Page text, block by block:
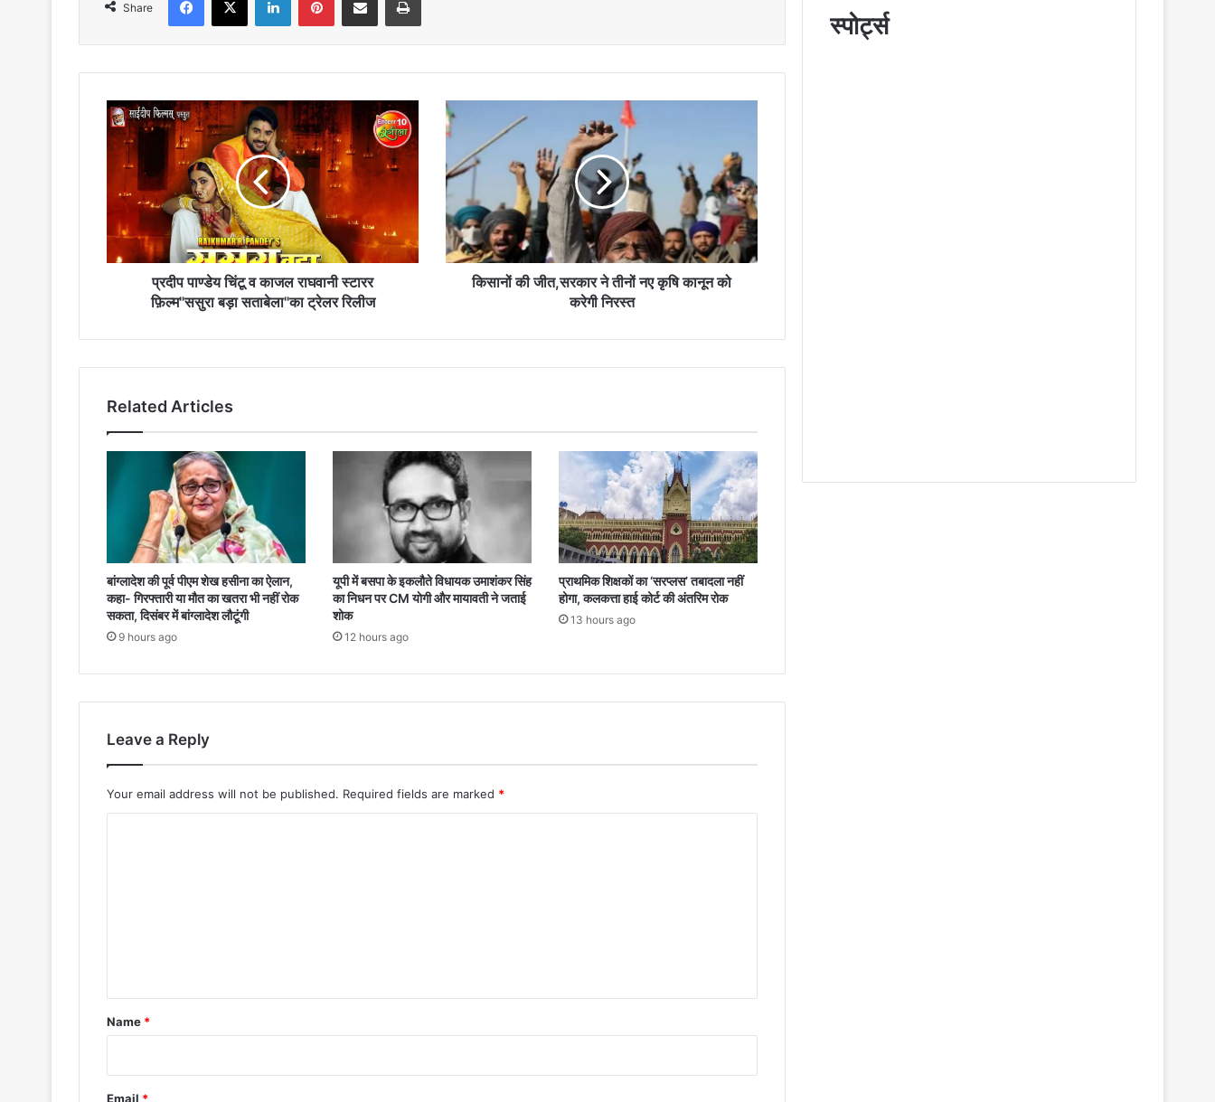
Share
प्रदीप
पाण्डेय
चिंटू
राघवानी
स्टारर
फ़िल्म"ससुरा
बड़ा
सताबेला"काप्रदीप पाण्डेय चिंटू व काजल राघवानी स्टारर
फ़िल्म"ससुरा बड़ा सताबेला"का ट्रेलर रिलीज
किसानों
की
जीत,सरकार
ने
तीनों
नए
कृषि
कानून
को
किसानों की जीत,सरकार ने तीनों नए कृषि कानून को
करेगी निरस्त
Related Articles
बांग्लादेश की पूर्व पीएम शेख हसीना का ऐलान,
कहा- गिरफ्तारी या मौत का खतरा भी नहीं रोक
सकता, दिसंबर में बांग्लादेश लौटूंगी
9 hours ago
यूपी में बसपा के इकलौते विधायक उमाशंकर सिंह
का निधन पर CM याेगी और मायावती ने जताई
शोक
12 hours ago
प्राथमिक शिक्षकों का ‘सरप्लस’ तबादला नहीं
होगा, कलकत्ता हाई कोर्ट की अंतरिम रोक
13 hours ago
Leave a Reply
Your email address will not be published. Required fields are marked *
*
Name *
Email *
स्पोर्ट्स